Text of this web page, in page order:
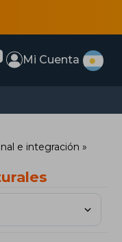
Mi Cuenta
e integración